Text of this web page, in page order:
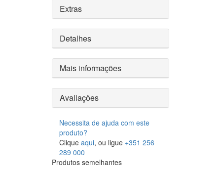
Extras
Detalhes
Mais informações
Avaliações
Necessita de ajuda com este
produto?
Clique aqui, ou ligue +351 256
289 000
Produtos semelhantes